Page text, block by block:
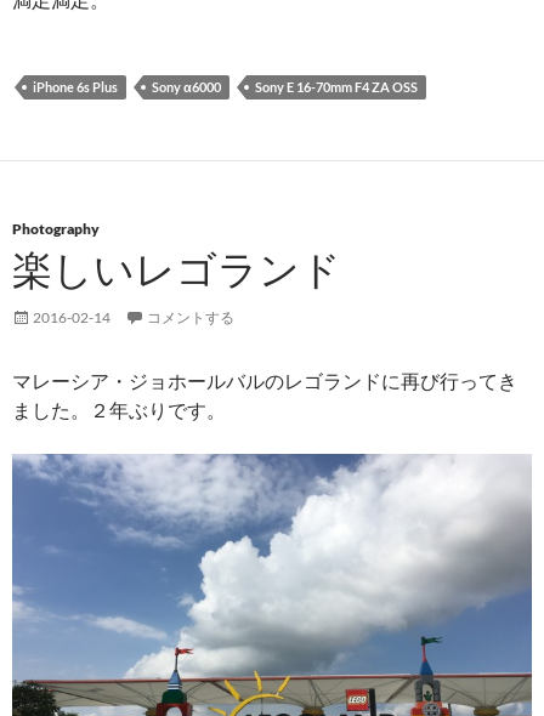
iPhone 6s Plus Sony α6000 Sony E 16-70mm F4 ZA OSS
Photography
楽しいレゴランド
2016-02-14 コメントする
マレーシア・ジョホールバルのレゴランドに再び行ってき
ました。２年ぶりです。